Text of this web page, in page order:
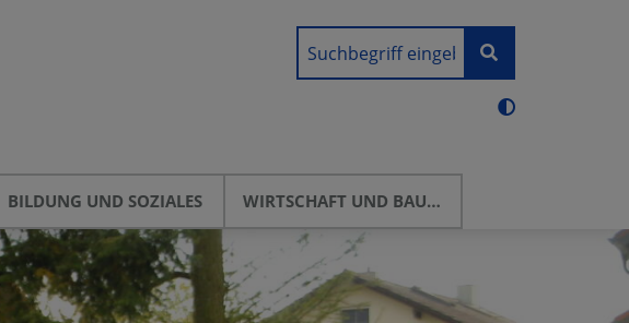
BILDUNG UND SOZIALES WIRTSCHAFT UND BAUEN